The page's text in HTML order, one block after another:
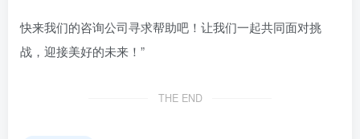
快来我们的咨询公司寻求帮助吧！让我们一起共同面对挑
战，迎接美好的未来！”
THE END